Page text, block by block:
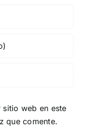
sitio web en este
que comente.